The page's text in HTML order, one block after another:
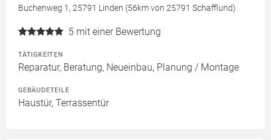
Buchenweg 1, 25791 Linden (56km von 25791 Schafflund)
5 mit einer Bewertung
TÄTIGKEITEN
Reparatur, Beratung, Neueinbau, Planung / Montage
GEBÄUDETEILE
Haustür, Terrassentür